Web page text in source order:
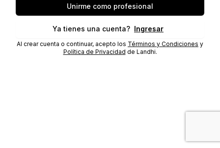
Unirme como profesional
Ya tienes una cuenta? Ingresar
Al crear cuenta o continuar, acepto los Términos y Condiciones y
Política de Privacidad de Landhi.